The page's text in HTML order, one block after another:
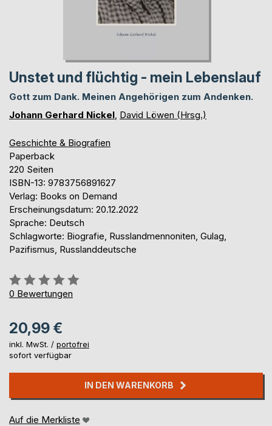
Unstet und flüchtig - mein Lebenslauf
Gott zum Dank. Meinen Angehörigen zum Andenken.
Johann Gerhard Nickel David Löwen (Hrsg.)
Geschichte & Biografien
Paperback
220 Seiten
ISBN-13: 9783756891627
Verlag: Books on Demand
Erscheinungsdatum: 20.12.2022
Sprache: Deutsch
Schlagworte: Biografie, Russlandmennoniten, Gulag,
Pazifismus, Russlanddeutsche
Bewertung::
0%
0 Bewertungen
20,99 €
inkl. MwSt. / portofrei
sofort verfügbar
IN DEN WARENKORB
Auf die Merkliste